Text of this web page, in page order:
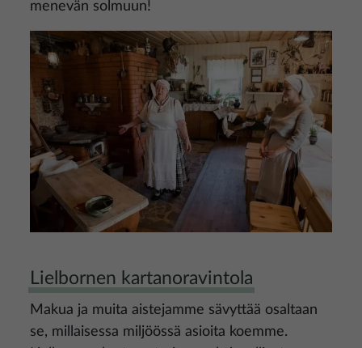
menevän solmuun!
Kuva
Lielbornen kartanoravintola
Makua ja muita aistejamme sävyttää osaltaan
se, millaisessa miljöössä asioita koemme.